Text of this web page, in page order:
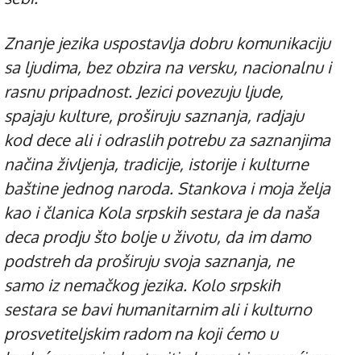
Znanje jezika uspostavlja dobru komunikaciju
sa ljudima, bez obzira na versku, nacionalnu i
rasnu pripadnost. Jezici povezuju ljude,
spajaju kulture, proširuju saznanja, radjaju
kod dece ali i odraslih potrebu za saznanjima
načina življenja, tradicije, istorije i kulturne
baštine jednog naroda. Stankova i moja želja
kao i članica Kola srpskih sestara je da naša
deca prodju što bolje u životu, da im damo
podstreh da proširuju svoja saznanja, ne
samo iz nemačkog jezika. Kolo srpskih
sestara se bavi humanitarnim ali i kulturno
prosvetiteljskim radom na koji ćemo u